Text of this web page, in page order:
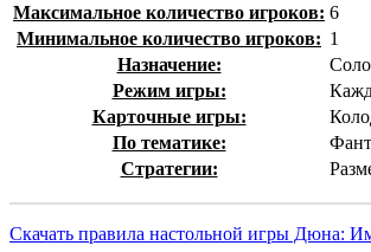
Максимальное количество игроков: 6
Минимальное количество игроков: 1
Назначение:
Режим игры:
Карточные игры:
По тематике:
Стратегии:
Скачать правила настольной игры Дюна: